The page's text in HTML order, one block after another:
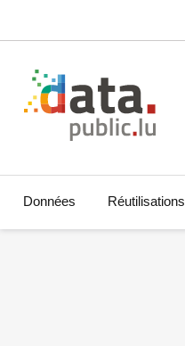
Données Réutilisations